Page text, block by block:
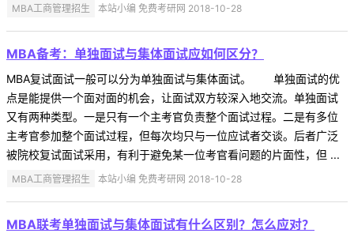
MBA工商管理招生 本站小编 免费考研网 2018-10-28
MBA备考：单独面试与集体面试应如何区分？
MBA复试面试一般可以分为单独面试与集体面试。 单独面试的优
点是能提供一个面对面的机会，让面试双方较深入地交流。单独面试
又有两种类型。一是只有一个主考官负责整个面试过程。二是有多位
主考官参加整个面试过程，但每次均只与一位应试者交谈。后者广泛
被院校复试面试采用，有利于避免某一位考官看问题的片面性，但 ...
MBA工商管理招生 本站小编 免费考研网 2018-10-28
MBA联考单独面试与集体面试有什么区别？怎么应对？